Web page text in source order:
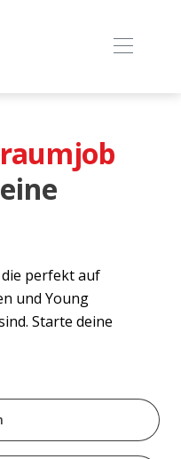
die perfekt auf
und Young
Starte deine